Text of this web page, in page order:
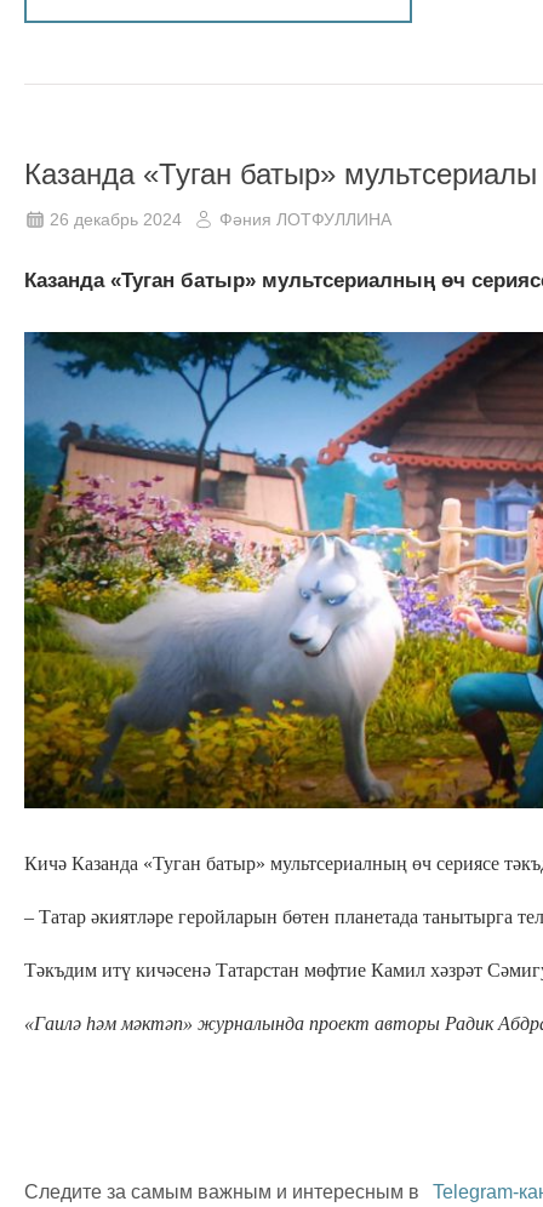
Казанда «Туган батыр»
26 декабрь 2024 Фәния ЛОТФУЛЛИНА
Казанда «Туган батыр» мультсериалның өч
Кичә Казанда «Туган батыр» мультсериалның өч сериясе
– Татар әкиятләре геройларын бөтен планетада танытырга
Тәкъдим итү кичәсенә Татарстан мөфтие Камил хәзрәт
«Гаилә һәм мәктәп» журналында проект авторы Радик
Следите за самым важным и интересным в Telegram-